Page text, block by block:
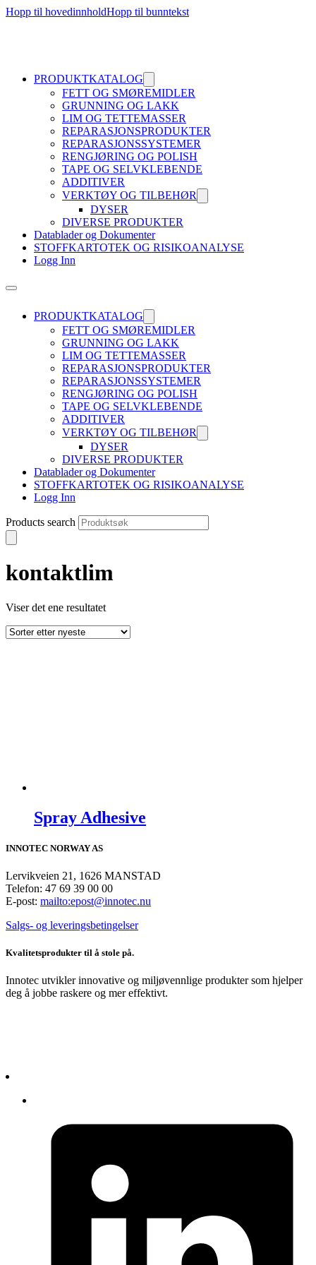
Hopp til hovedinnholdHopp til bunntekst
PRODUKTKATALOG
FETT OG SMØREMIDLER
GRUNNING OG LAKK
LIM OG TETTEMASSER
REPARASJONSPRODUKTER
REPARASJONSSYSTEMER
RENGJØRING OG POLISH
TAPE OG SELVKLEBENDE
ADDITIVER
VERKTØY OG TILBEHØR
DYSER
DIVERSE PRODUKTER
Datablader og Dokumenter
STOFFKARTOTEK OG RISIKOANALYSE
Logg Inn
PRODUKTKATALOG
FETT OG SMØREMIDLER
GRUNNING OG LAKK
LIM OG TETTEMASSER
REPARASJONSPRODUKTER
REPARASJONSSYSTEMER
RENGJØRING OG POLISH
TAPE OG SELVKLEBENDE
ADDITIVER
VERKTØY OG TILBEHØR
DYSER
DIVERSE PRODUKTER
Datablader og Dokumenter
STOFFKARTOTEK OG RISIKOANALYSE
Logg Inn
Products search
kontaktlim
Viser det ene resultatet
Spray Adhesive
INNOTEC NORWAY AS
Lervikveien 21, 1626 MANSTAD
Telefon: 47 69 39 00 00
E-post: mailto:epost@innotec.nu
Salgs- og leveringsbetingelser
Kvalitetsprodukter til å stole på.
Innotec utvikler innovative og miljøvennlige produkter som hjelper
deg å jobbe raskere og mer effektivt.